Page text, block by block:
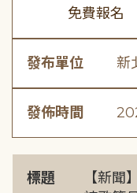
免費報名
發布單位 新
發佈時間
標題
【新聞